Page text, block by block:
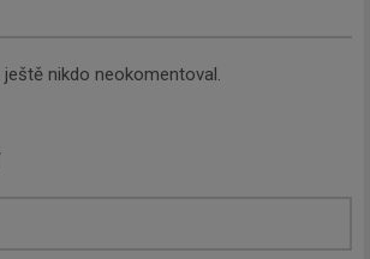
nikdo neokomentoval.